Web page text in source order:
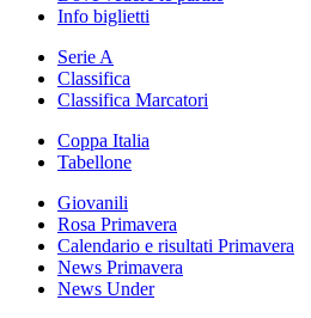
Info biglietti
Serie A
Classifica
Classifica Marcatori
Coppa Italia
Tabellone
Giovanili
Rosa Primavera
Calendario e risultati Primavera
News Primavera
News Under